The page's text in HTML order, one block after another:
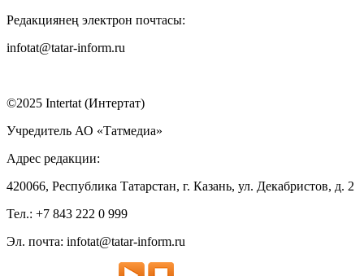
Редакциянең электрон почтасы:
infotat@tatar-inform.ru
©2025 Intertat (Интертат)
Учредитель АО «Татмедиа»
Адрес редакции:
420066, Республика Татарстан, г. Казань, ул. Декабристов, д. 2
Тел.: +7 843 222 0 999
Эл. почта: infotat@tatar-inform.ru